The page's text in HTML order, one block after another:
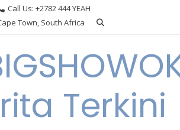
Call Us: +2782 444 YEAH
Town, South Africa
Terkini